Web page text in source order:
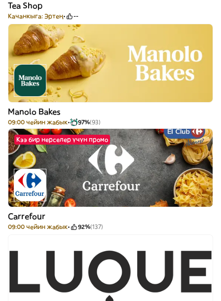
Tea Shop
Качанкыга: Эртең --
Manolo Bakes
09:00 чейин жабык 97%(93)
Кээ бир нерселер үчүн промо
Carrefour
09:00 чейин жабык 92%(137)